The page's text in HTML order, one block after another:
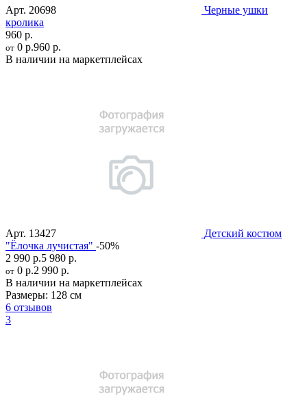
Арт. 20698
Черные ушки
кролика
960 р.
от 0 р.960 р.
В наличии на маркетплейсах
Арт. 13427
Детский костюм
"Ёлочка лучистая" -50%
2 990 р.5 980 р.
от 0 р.2 990 р.
В наличии на маркетплейсах
Размеры: 128 см
6 отзывов
3